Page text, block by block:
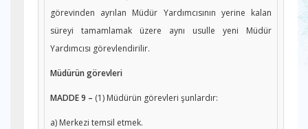
görevinden ayrılan Müdür Yardımcısının yerine kalan
süreyi tamamlamak üzere aynı usulle yeni Müdür
Yardımcısı görevlendirilir.
Müdürün görevleri
MADDE 9 – (1) Müdürün görevleri şunlardır:
a) Merkezi temsil etmek.